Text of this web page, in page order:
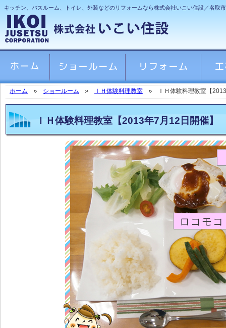
キッチン、バスルーム、トイレ、外装などのリフォームなら株式会社いこい住設／名取市
ホーム ショールーム ＩＨ体験料理教室 ＩＨ体験料理教室【
ＩＨ体験料理教室【2013年7月12日開催】